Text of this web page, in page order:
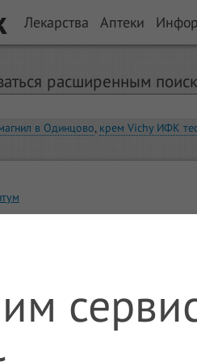
Лекарства Аптеки
расширенным
в Одинцово, крем Vichy ИФК